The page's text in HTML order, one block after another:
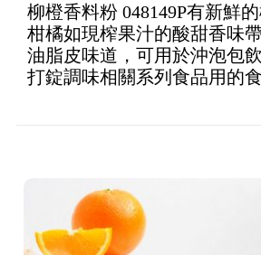
柳橙香料粉 048149P有新鮮的
柑橘如現榨果汁的酸甜香味
油脂皮味道，可用於沖泡包
打錠調味相關系列食品用的食